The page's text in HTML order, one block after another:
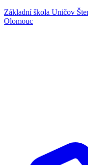
Základní škola Uničov
Olomouc